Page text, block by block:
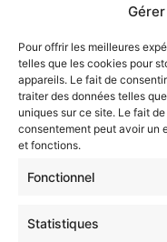
Pour offrir les meilleures
telles que les cookies pour
appareils. Le fait de
traiter des données telles
uniques sur ce site. Le fait
consentement peut avoir un
et fonctions.
Fonctionnel
Statistiques
Newsletter gratuite